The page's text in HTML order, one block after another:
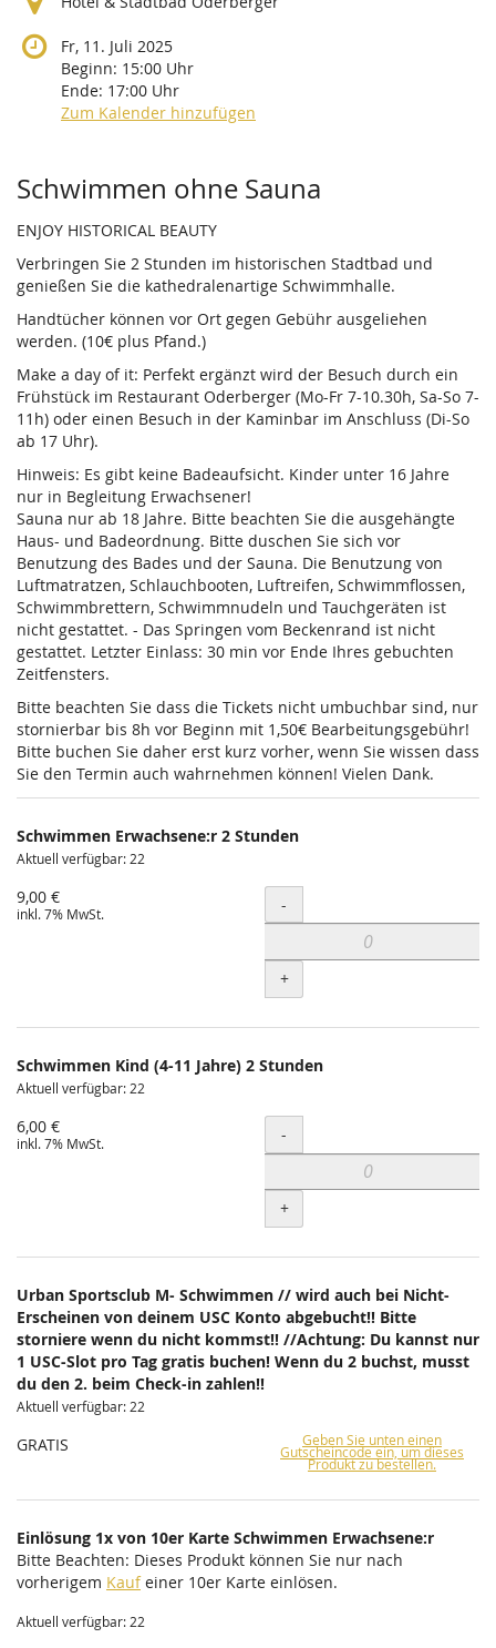
Fr, 11. Juli 2025
Beginn: 15:00 Uhr
Ende: 17:00 Uhr
Zum Kalender hinzufügen
Produkte
Schwimmen ohne Sauna
ENJOY HISTORICAL BEAUTY
Verbringen Sie 2 Stunden im historischen Stadtbad und
genießen Sie die kathedralenartige Schwimmhalle.
Handtücher können vor Ort gegen Gebühr ausgeliehen
werden. (10€ plus Pfand.)
Make a day of it: Perfekt ergänzt wird der Besuch durch ein
Frühstück im Restaurant Oderberger (Mo-Fr 7-10.30h, Sa-So 7-
11h) oder einen Besuch in der Kaminbar im Anschluss (Di-So
ab 17 Uhr).
Hinweis: Es gibt keine Badeaufsicht. Kinder unter 16 Jahre
nur in Begleitung Erwachsener!
Sauna nur ab 18 Jahre. Bitte beachten Sie die ausgehängte
Haus- und Badeordnung. Bitte duschen Sie sich vor
Benutzung des Bades und der Sauna. Die Benutzung von
Luftmatratzen, Schlauchbooten, Luftreifen, Schwimmflossen,
Schwimmbrettern, Schwimmnudeln und Tauchgeräten ist
nicht gestattet. - Das Springen vom Beckenrand ist nicht
gestattet. Letzter Einlass: 30 min vor Ende Ihres gebuchten
Zeitfensters.
Bitte beachten Sie dass die Tickets nicht umbuchbar sind, nur
stornierbar bis 8h vor Beginn mit 1,50€ Bearbeitungsgebühr!
Bitte buchen Sie daher erst kurz vorher, wenn Sie wissen dass
Sie den Termin auch wahrnehmen können! Vielen Dank.
Schwimmen Erwachsene:r 2 Stunden
Aktuell verfügbar: 22
9,00 €
inkl. 7% MwSt. Menge
-
+
Schwimmen Kind (4-11 Jahre) 2 Stunden
Aktuell verfügbar: 22
6,00 €
inkl. 7% MwSt. Menge
-
+
Urban Sportsclub M- Schwimmen // wird auch bei Nicht-
Erscheinen von deinem USC Konto abgebucht!! Bitte
storniere wenn du nicht kommst!! //Achtung: Du kannst nur
1 USC-Slot pro Tag gratis buchen! Wenn du 2 buchst, musst
du den 2. beim Check-in zahlen!!
Aktuell verfügbar: 22
GRATIS Geben Sie unten einen
Gutscheincode ein, um dieses
Produkt zu bestellen.
Einlösung 1x von 10er Karte Schwimmen Erwachsene:r
Bitte Beachten: Dieses Produkt können Sie nur nach
vorherigem Kaufeiner 10er Karte einlösen.
Aktuell verfügbar: 22